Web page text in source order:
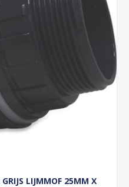
LIJMMOF 25MM X